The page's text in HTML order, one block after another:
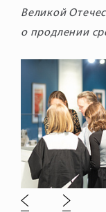
Великой
о продлении